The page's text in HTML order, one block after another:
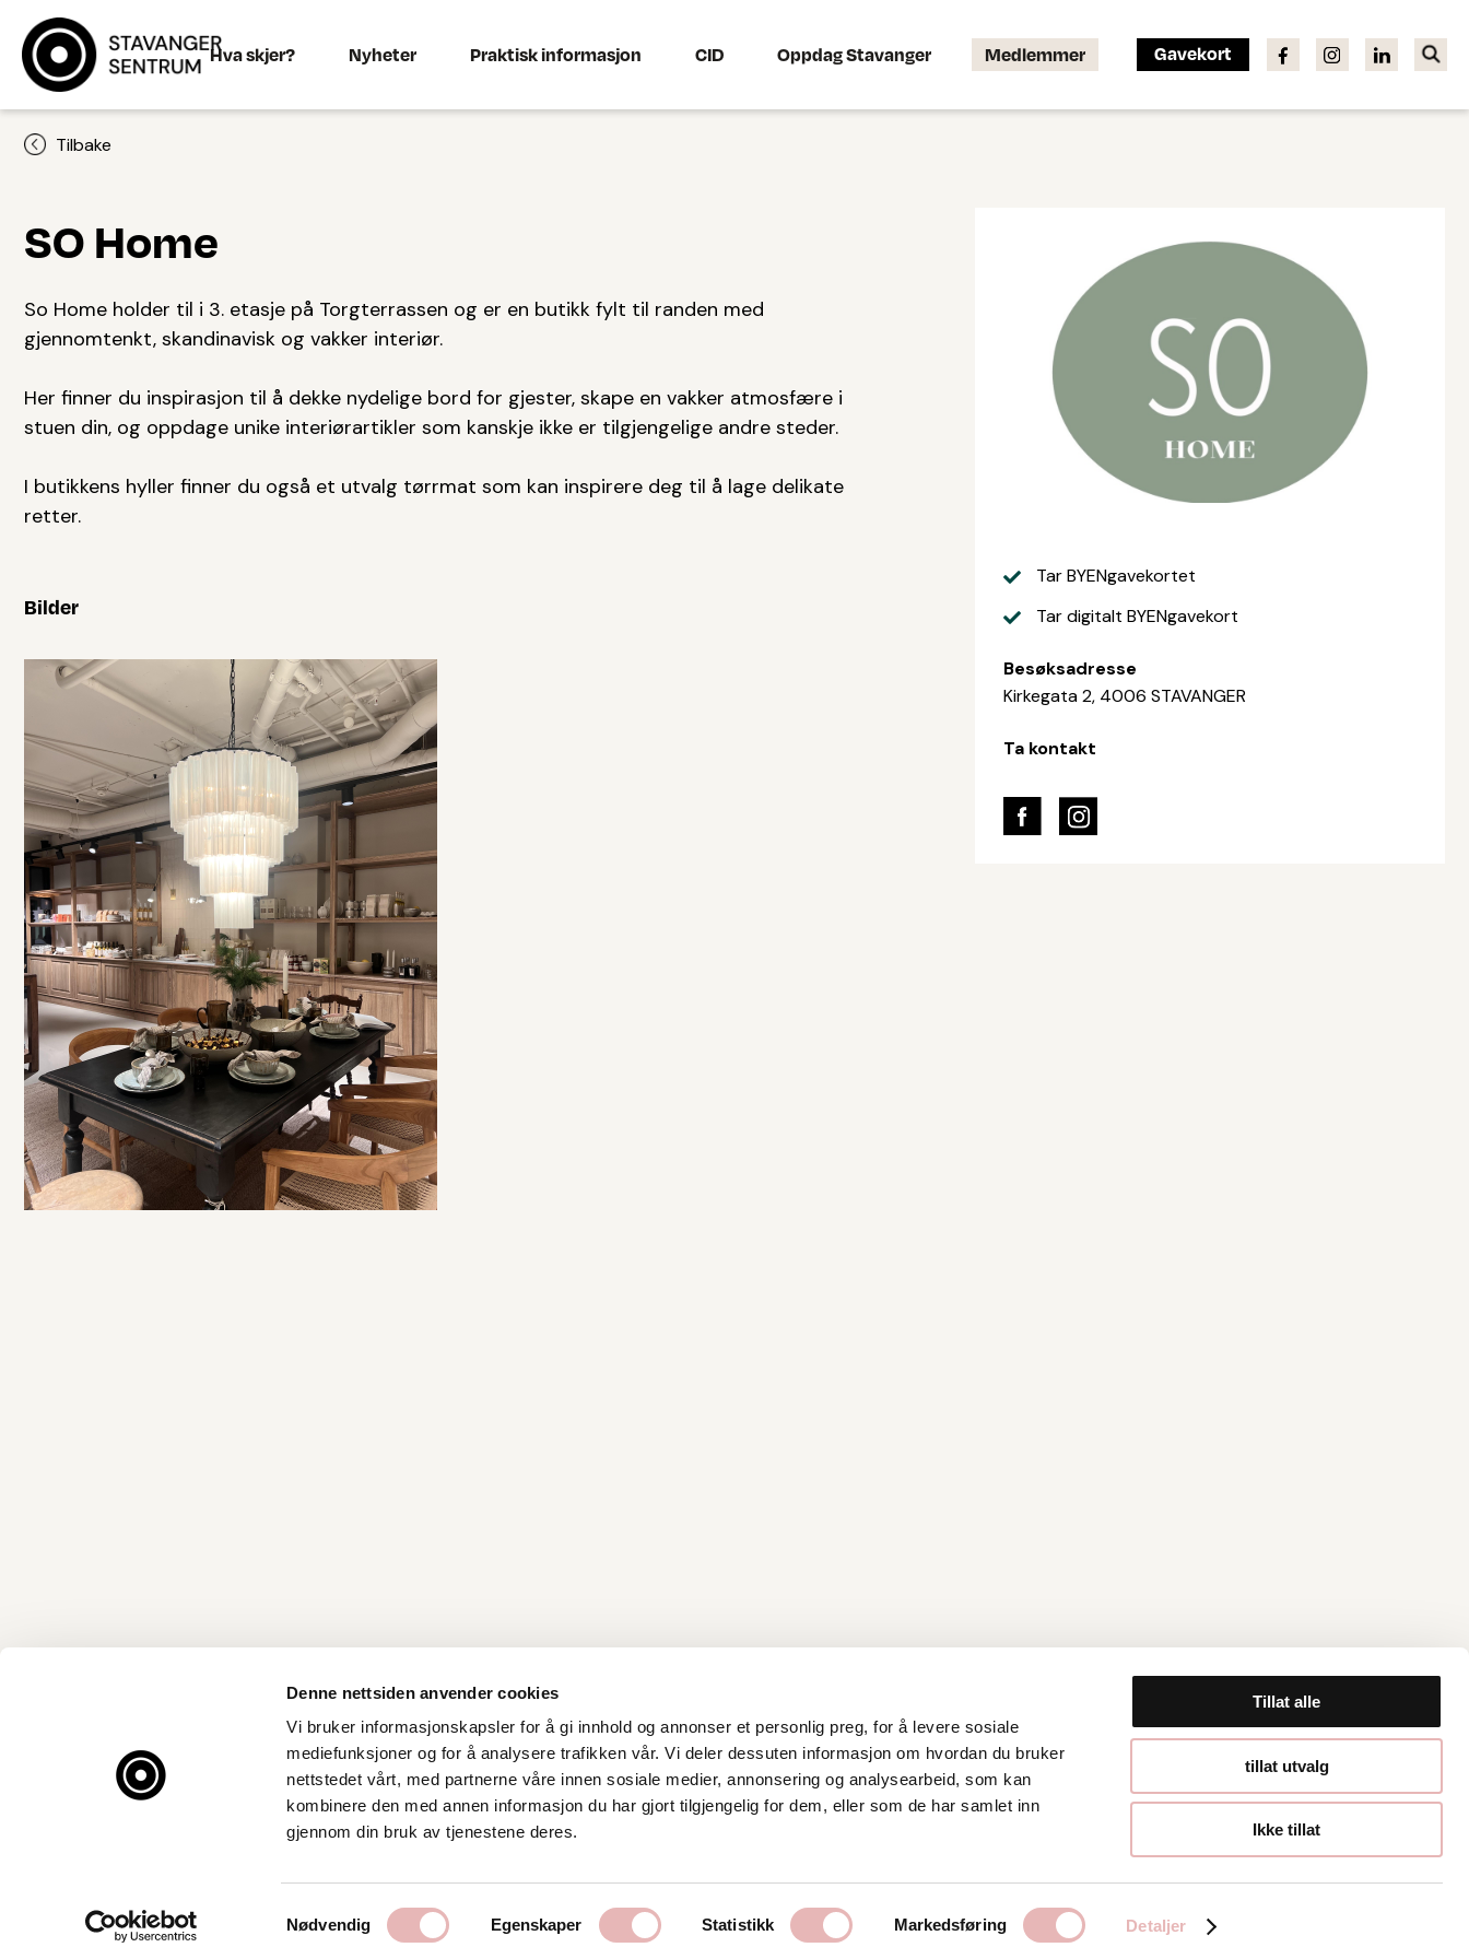
Denne nettsiden anvender cookies
Vi bruker informasjonskapsler for å gi innhold og annonser et personlig preg, for å levere sosiale
mediefunksjoner og for å analysere trafikken vår. Vi deler dessuten informasjon om hvordan du bruker
nettstedet vårt, med partnerne våre innen sosiale medier, annonsering og analysearbeid, som kan
kombinere den med annen informasjon du har gjort tilgjengelig for dem, eller som de har samlet inn
gjennom din bruk av tjenestene deres.
Samtykkevalg
Nødvendig Egenskaper Statistikk Markedsføring Detaljer
Tillat alle
tillat utvalg
Ikke tillat
Hva skjer? Nyheter Praktisk informasjon CID Oppdag Stavanger Medlemmer Gavekort
Tilbake
SO Home
So Home holder til i 3. etasje på Torgterrassen og er en butikk fylt til randen med
gjennomtenkt, skandinavisk og vakker interiør.
Her finner du inspirasjon til å dekke nydelige bord for gjester, skape en vakker atmosfære i
stuen din, og oppdage unike interiørartikler som kanskje ikke er tilgjengelige andre steder.
I butikkens hyller finner du også et utvalg tørrmat som kan inspirere deg til å lage delikate
retter.
Bilder
Tar BYENgavekortet
Tar digitalt BYENgavekort
Besøksadresse
Kirkegata 2, 4006 STAVANGER
Ta kontakt
Kontakt oss
Stavanger Sentrum AS
Østervåg 6
Tlf:51 89 51 51
post@byen.no
Åpningstider
Hverdager 10:00-
Lørdager 10:00-16:00